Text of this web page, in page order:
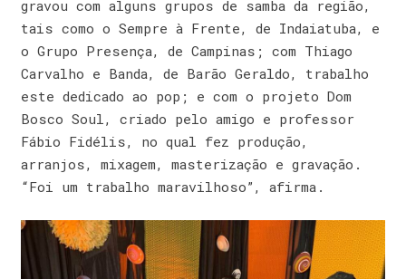
gravou com alguns grupos de samba da região,
tais como o Sempre à Frente, de Indaiatuba, e
o Grupo Presença, de Campinas; com Thiago
Carvalho e Banda, de Barão Geraldo, trabalho
este dedicado ao pop; e com o projeto Dom
Bosco Soul, criado pelo amigo e professor
Fábio Fidélis, no qual fez produção,
arranjos, mixagem, masterização e gravação.
“Foi um trabalho maravilhoso”, afirma.